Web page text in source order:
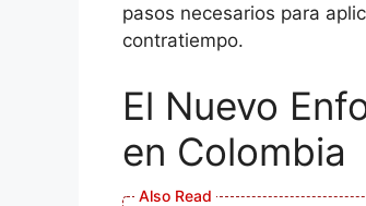
pasos necesarios para
contratiempo.
El Nuevo
en Colombia